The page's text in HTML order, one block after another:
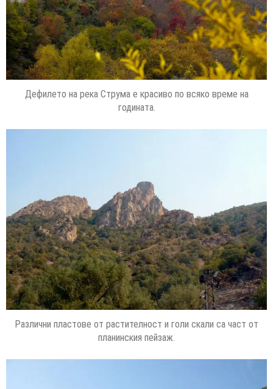
Дефилето на река Струма е красиво по всяко време на
годината.
Различни пластове от растителност и голи скали са част от
планинския пейзаж.